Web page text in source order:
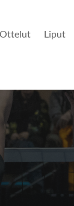
Ottelut Liput